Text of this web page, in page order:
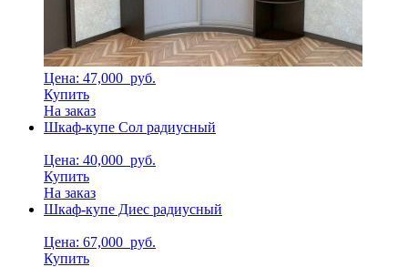
Цена: 47,000 руб.
Купить
На заказ
Шкаф-купе Сол радиусный
Цена: 40,000 руб.
Купить
На заказ
Шкаф-купе Диес радиусный
Цена: 67,000 руб.
Купить